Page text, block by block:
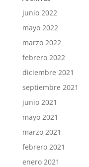
junio 2022
mayo 2022
marzo 2022
febrero 2022
diciembre 2021
septiembre 2021
junio 2021
mayo 2021
marzo 2021
febrero 2021
enero 2021